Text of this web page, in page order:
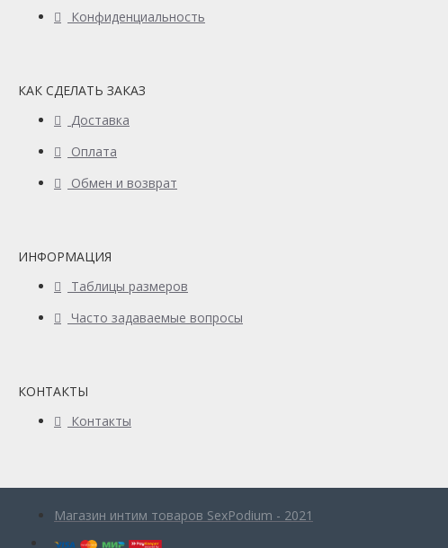
Конфиденциальность
КАК СДЕЛАТЬ ЗАКАЗ
Доставка
Оплата
Обмен и возврат
ИНФОРМАЦИЯ
Таблицы размеров
Часто задаваемые вопросы
КОНТАКТЫ
Контакты
Магазин интим товаров SexPodium - 2021